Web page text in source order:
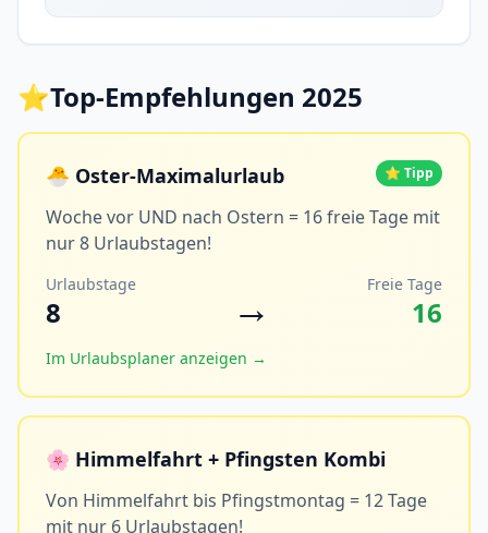
⭐Top-Empfehlungen 2025
🐣 Oster-Maximalurlaub ⭐ Tipp
Woche vor UND nach Ostern = 16 freie Tage mit
nur 8 Urlaubstagen!
Urlaubstage
8 → Freie Tage
16
Im Urlaubsplaner anzeigen →
🌸 Himmelfahrt + Pfingsten Kombi
Von Himmelfahrt bis Pfingstmontag = 12 Tage
mit nur 6 Urlaubstagen!